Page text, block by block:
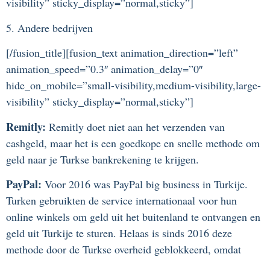
5. Andere bedrijven
[/fusion_title][fusion_text animation_direction=”left”
animation_speed=”0.3″ animation_delay=”0″
hide_on_mobile=”small-visibility,medium-visibility,large-
visibility” sticky_display=”normal,sticky”]
Remitly: Remitly doet niet aan het verzenden van
cashgeld, maar het is een goedkope en snelle methode om
geld naar je Turkse bankrekening te krijgen.
PayPal: Voor 2016 was PayPal big business in Turkije.
Turken gebruikten de service internationaal voor hun
online winkels om geld uit het buitenland te ontvangen en
geld uit Turkije te sturen. Helaas is sinds 2016 deze
methode door de Turkse overheid geblokkeerd, omdat